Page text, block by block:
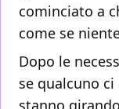
cominciato a
come se
Dopo le
se qualcuno